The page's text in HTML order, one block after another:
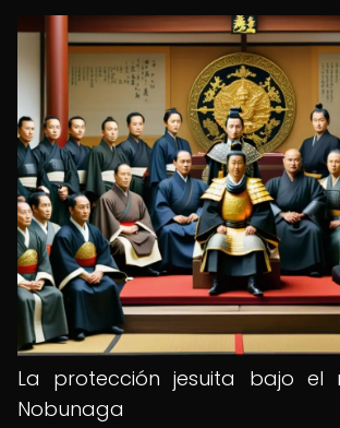
La protección jesuita bajo el
Nobunaga